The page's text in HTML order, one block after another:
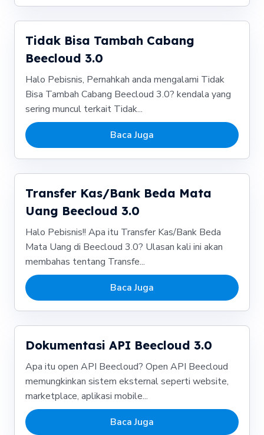
Tidak Bisa Tambah Cabang
Beecloud 3.0
Halo Pebisnis, Pernahkah anda mengalami Tidak
Bisa Tambah Cabang Beecloud 3.0? kendala yang
sering muncul terkait Tidak...
Baca Juga
Transfer Kas/Bank Beda Mata
Uang Beecloud 3.0
Halo Pebisnis!! Apa itu Transfer Kas/Bank Beda
Mata Uang di Beecloud 3.0? Ulasan kali ini akan
membahas tentang Transfe...
Baca Juga
Dokumentasi API Beecloud 3.0
Apa itu open API Beecloud? Open API Beecloud
memungkinkan sistem eksternal seperti website,
marketplace, aplikasi mobile...
Baca Juga